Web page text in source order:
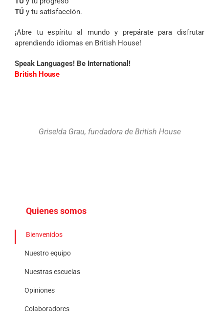
TÚ y tu satisfacción.
¡Abre tu espíritu al mundo y prepárate para disfrutar
aprendiendo idiomas en British House!
Speak Languages! Be International!
British House
Griselda Grau, fundadora de British House
Quienes somos
Bienvenidos
Nuestro equipo
Nuestras escuelas
Opiniones
Colaboradores